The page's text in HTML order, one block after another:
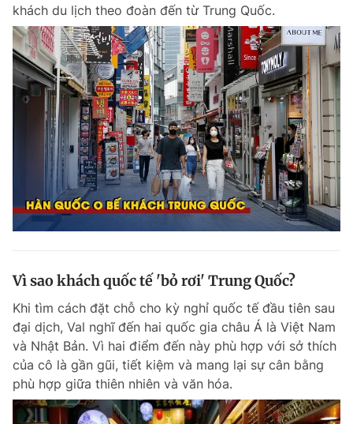
khách du lịch theo đoàn đến từ Trung Quốc.
Vì sao khách quốc tế 'bỏ rơi' Trung Quốc?
Khi tìm cách đặt chỗ cho kỳ nghỉ quốc tế đầu tiên sau
đại dịch, Val nghĩ đến hai quốc gia châu Á là Việt Nam
và Nhật Bản. Vì hai điểm đến này phù hợp với sở thích
của cô là gần gũi, tiết kiệm và mang lại sự cân bằng
phù hợp giữa thiên nhiên và văn hóa.